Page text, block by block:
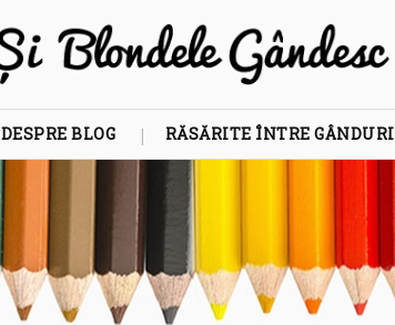
DESPRE BLOG RĂSĂRITE ÎNTRE GÂNDURI